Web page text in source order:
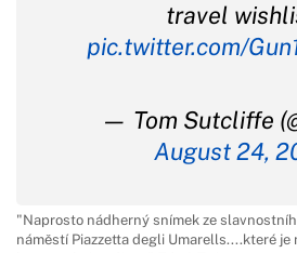
travel
pic.twitter.com/
— Tom Sutcliffe
August 24,
"Naprosto nádherný snímek ze
náměstí Piazzetta degli Umarells....které je